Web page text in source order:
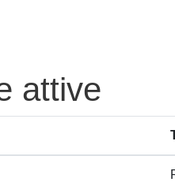
attive